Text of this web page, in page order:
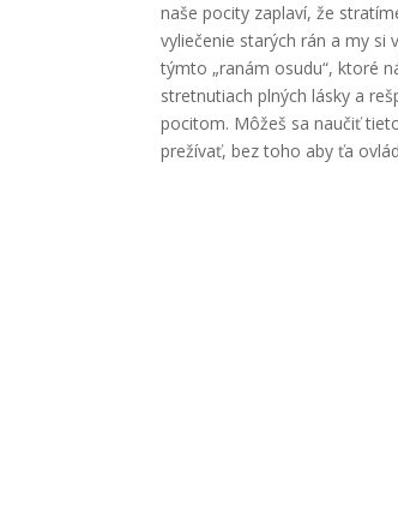
naše pocity zaplaví, že
vyliečenie starých rán a my
týmto „ranám osudu“, ktoré
stretnutiach plných lásky a
pocitom. Môžeš sa naučiť
prežívať, bez toho aby ťa